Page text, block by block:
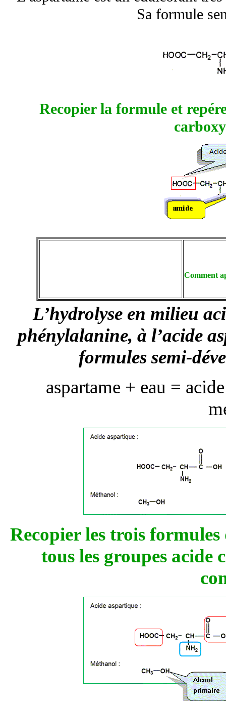
Sa formule
Recopier la formule et
Comment
L’hydrolyse en milieu
phénylalanine, à l’acide
formules semi-
aspartame + eau =
Recopier les trois formules
tous les groupes acide